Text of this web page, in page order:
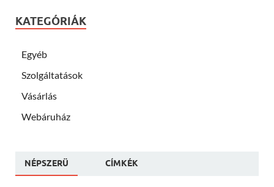
KATEGÓRIÁK
Egyéb
Szolgáltatások
Vásárlás
Webáruház
NÉPSZERÜ CÍMKÉK